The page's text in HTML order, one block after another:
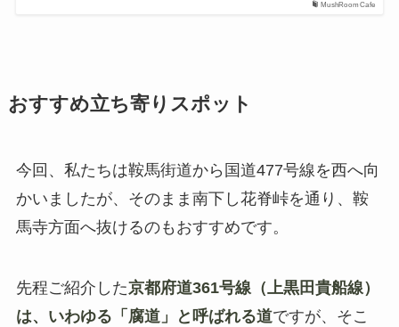
MushRoom Cafe
おすすめ立ち寄りスポット
今回、私たちは鞍馬街道から国道477号線を西へ向
かいましたが、そのまま南下し花脊峠を通り、鞍
馬寺方面へ抜けるのもおすすめです。
先程ご紹介した京都府道361号線（上黒田貴船線）
は、いわゆる「腐道」と呼ばれる道ですが、そこ